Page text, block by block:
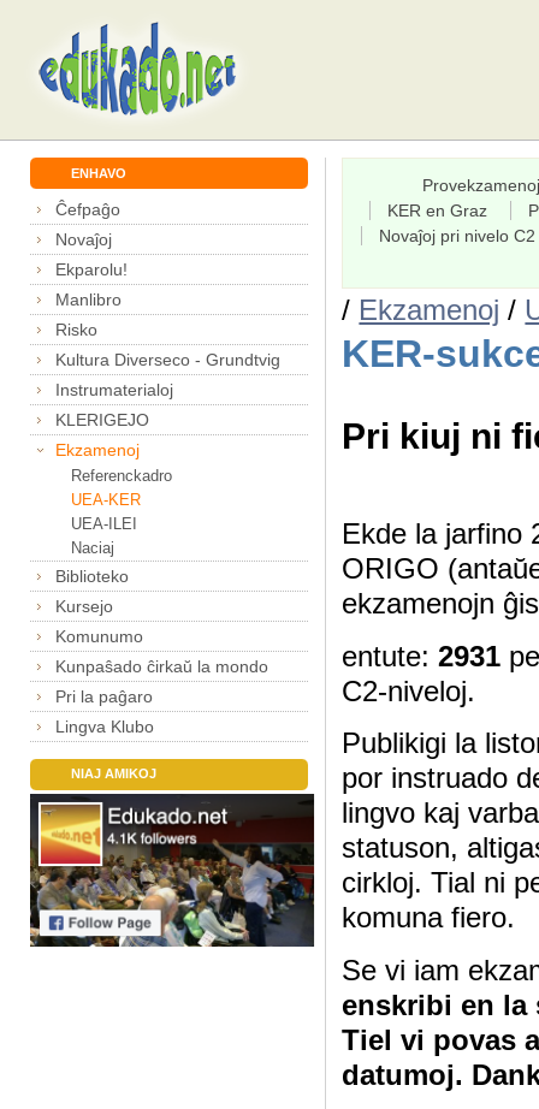
ENHAVO
Ĉefpaĝo
Novaĵoj
Ekparolu!
Manlibro
Risko
Kultura Diverseco - Grundtvig
Instrumaterialoj
KLERIGEJO
Ekzamenoj
Referenckadro
UEA-KER
UEA-ILEI
Naciaj
Biblioteko
Kursejo
Komunumo
Kunpaŝado ĉirkaŭ la mondo
Pri la paĝaro
Lingva Klubo
NIAJ AMIKOJ
Provekzamenoj
KER en Graz
Novaĵoj pri nivelo C2
/ Ekzamenoj /
KER-
Pri kiuj ni
Ekde la jarfino
ORIGO
ekzamenojn
entute:2931
C2-niveloj.
Publikigi la
por instruado
lingvo kaj
statuson,
cirkloj. Tial ni
komuna fiero.
Se vi iam
enskribi en la
Tiel vi povas
datumoj.